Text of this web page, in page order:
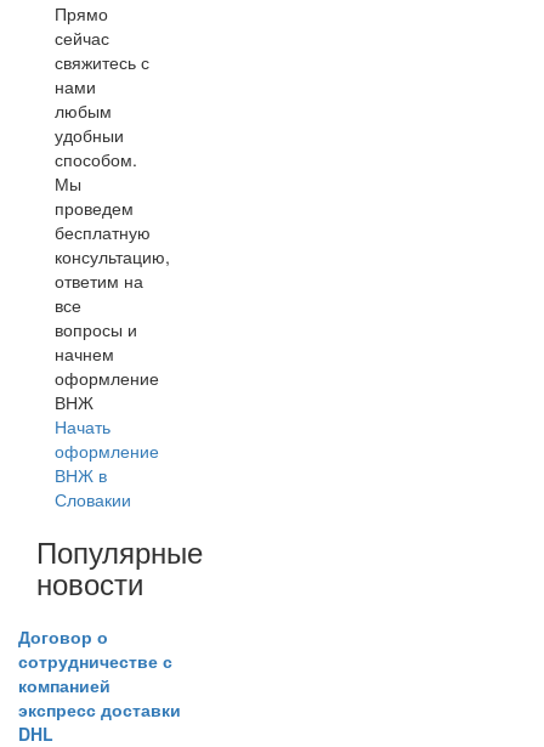
Прямо
сейчас
свяжитесь с
нами
любым
удобныи
способом.
Мы
проведем
бесплатную
консультацию,
ответим на
все
вопросы и
начнем
оформление
ВНЖ
Начать
оформление
ВНЖ в
Словакии
Популярные
новости
Договор о
сотрудничестве с
компанией
экспресс доставки
DHL